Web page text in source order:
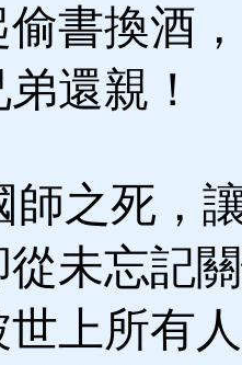
書換酒
還親！
之死，
從未忘記
上所有